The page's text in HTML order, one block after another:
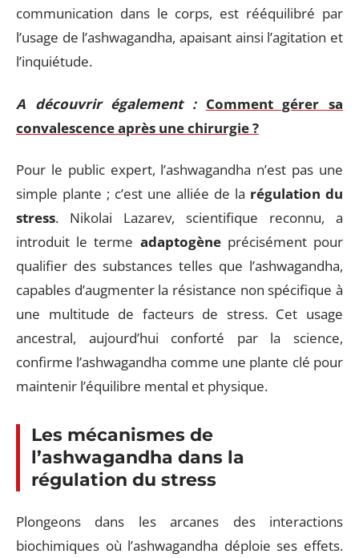
communication dans le corps, est rééquilibré par
l’usage de l’ashwagandha, apaisant ainsi l’agitation et
l’inquiétude.
A découvrir également : Comment gérer sa
convalescence après une chirurgie ?
Pour le public expert, l’ashwagandha n’est pas une
simple plante ; c’est une alliée de la régulation du
stress. Nikolai Lazarev, scientifique reconnu, a
introduit le terme adaptogèneprécisément pour
qualifier des substances telles que l’ashwagandha,
capables d’augmenter la résistance non spécifique à
une multitude de facteurs de stress. Cet usage
ancestral, aujourd’hui conforté par la science,
confirme l’ashwagandha comme une plante clé pour
maintenir l’équilibre mental et physique.
Les mécanismes de
l’ashwagandha dans la
régulation du stress
Plongeons dans les arcanes des interactions
biochimiques où l’ashwagandha déploie ses effets.